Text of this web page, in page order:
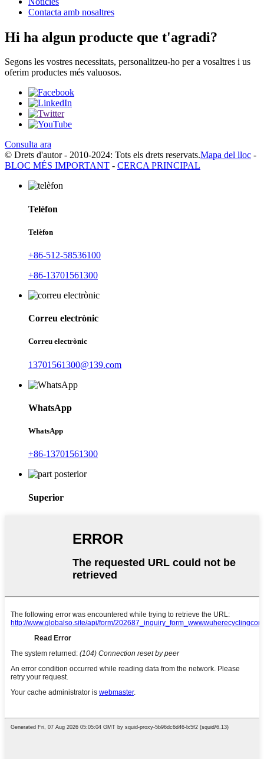
Contacta amb nosaltres
Hi ha algun producte que t'agradi?
Segons les vostres necessitats, personalitzeu-ho per a vosaltres i us
oferim productes més valuosos.
Consulta ara
© Drets d'autor - 2010-2024: Tots els drets reservats.Mapa del lloc -
BLOC MÉS IMPORTANT - CERCA PRINCIPAL
Telèfon
Telèfon
+86-512-58536100
+86-13701561300
Correu electrònic
Correu electrònic
13701561300@139.com
WhatsApp
WhatsApp
+86-13701561300
Superior